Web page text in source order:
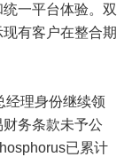
一平台体验。双
有客户在整合期
经理身份继续领
务条款未予公
已累计